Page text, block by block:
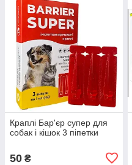
Краплі Бар'єр супер для
собак і кішок 3 піпетки
50 ₴